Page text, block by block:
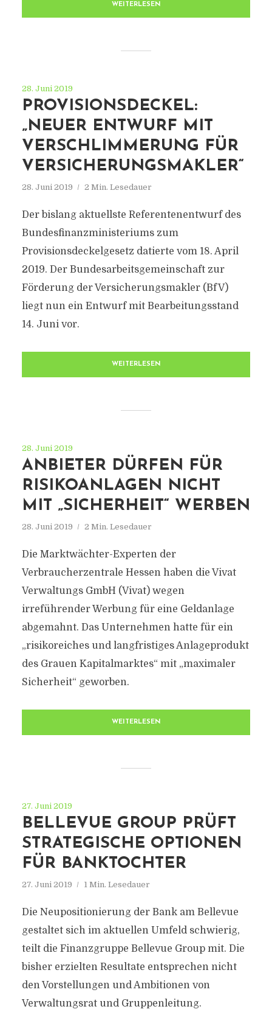
WEITERLESEN
28. Juni 2019
PROVISIONSDECKEL:
„NEUER ENTWURF MIT
VERSCHLIMMERUNG FÜR
VERSICHERUNGSMAKLER“
28. Juni 2019 2 Min. Lesedauer
Der bislang aktuellste Referentenentwurf des
Bundesfinanzministeriums zum
Provisionsdeckelgesetz datierte vom 18. April
2019. Der Bundesarbeitsgemeinschaft zur
Förderung der Versicherungsmakler (BfV)
liegt nun ein Entwurf mit Bearbeitungsstand
14. Juni vor.
WEITERLESEN
28. Juni 2019
ANBIETER DÜRFEN FÜR
RISIKOANLAGEN NICHT
MIT „SICHERHEIT“ WERBEN
28. Juni 2019 2 Min. Lesedauer
Die Marktwächter-Experten der
Verbraucherzentrale Hessen haben die Vivat
Verwaltungs GmbH (Vivat) wegen
irreführender Werbung für eine Geldanlage
abgemahnt. Das Unternehmen hatte für ein
„risikoreiches und langfristiges Anlageprodukt
des Grauen Kapitalmarktes“ mit „maximaler
Sicherheit“ geworben.
WEITERLESEN
27. Juni 2019
BELLEVUE GROUP PRÜFT
STRATEGISCHE OPTIONEN
FÜR BANKTOCHTER
27. Juni 2019 1 Min. Lesedauer
Die Neupositionierung der Bank am Bellevue
gestaltet sich im aktuellen Umfeld schwierig,
teilt die Finanzgruppe Bellevue Group mit. Die
bisher erzielten Resultate entsprechen nicht
den Vorstellungen und Ambitionen von
Verwaltungsrat und Gruppenleitung.